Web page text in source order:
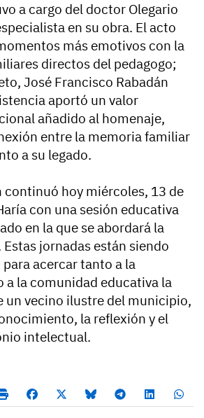
a cargo del doctor Olegario
en su obra. El acto
más emotivos con la
directos del pedagogo;
José Francisco Rabadán
aportó un valor
añadido al homenaje,
entre la memoria familiar
a su legado.
continuó hoy miércoles, 13 de
con una sesión educativa
en la que se abordará la
jornadas están siendo
acercar tanto a la
a la comunidad educativa la
un vecino ilustre del municipio,
la reflexión y el
intelectual.